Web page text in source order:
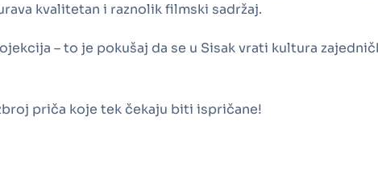
kvalitetan i raznolik filmski sadržaj.
– to je pokušaj da se u Sisak vrati kultura
priča koje tek čekaju biti ispričane!